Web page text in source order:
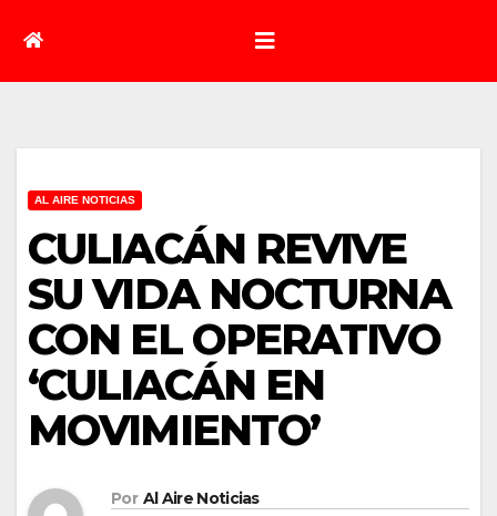
AL AIRE NOTICIAS
CULIACÁN REVIVE
SU VIDA NOCTURNA
CON EL OPERATIVO
‘CULIACÁN EN
MOVIMIENTO’
Por Al Aire Noticias